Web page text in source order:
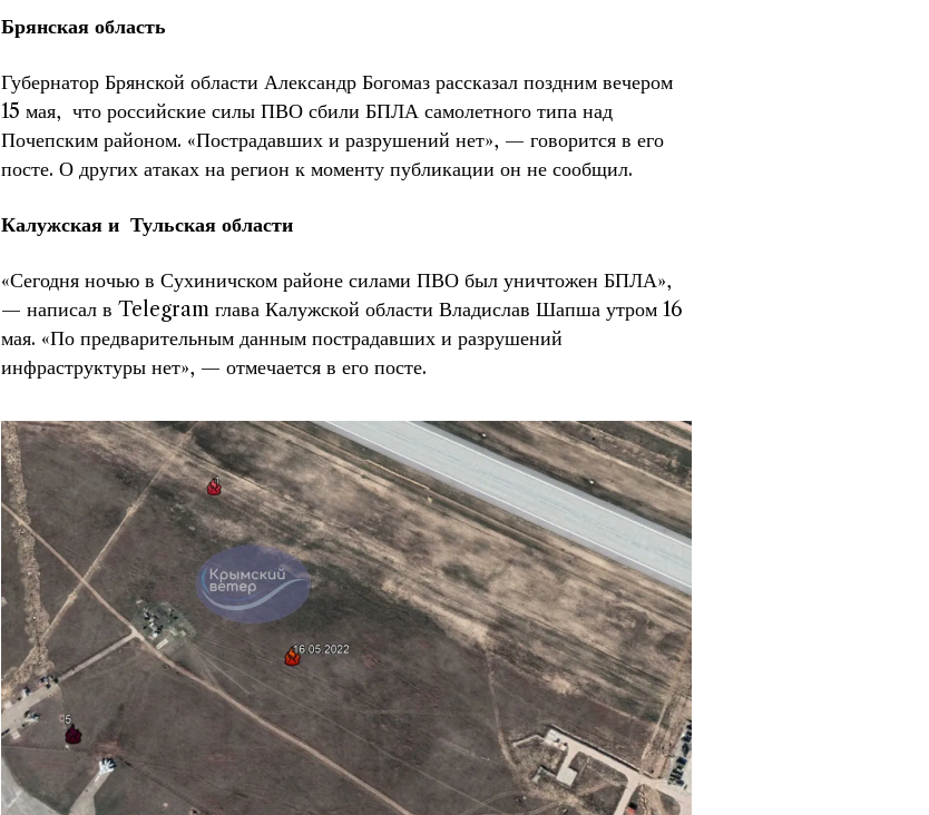
Брянская область
Губернатор Брянской области Александр Богомаз рассказал поздним вечером
15 мая, что российские силы ПВО сбили БПЛА самолетного типа над
Почепским районом. «Пострадавших и разрушений нет», — говорится в его
посте. О других атаках на регион к моменту публикации он не сообщил.
Калужская и Тульская области
«Сегодня ночью в Сухиничском районе силами ПВО был уничтожен БПЛА»,
— написал в Telegram глава Калужской области Владислав Шапша утром 16
мая. «По предварительным данным пострадавших и разрушений
инфраструктуры нет», — отмечается в его посте.